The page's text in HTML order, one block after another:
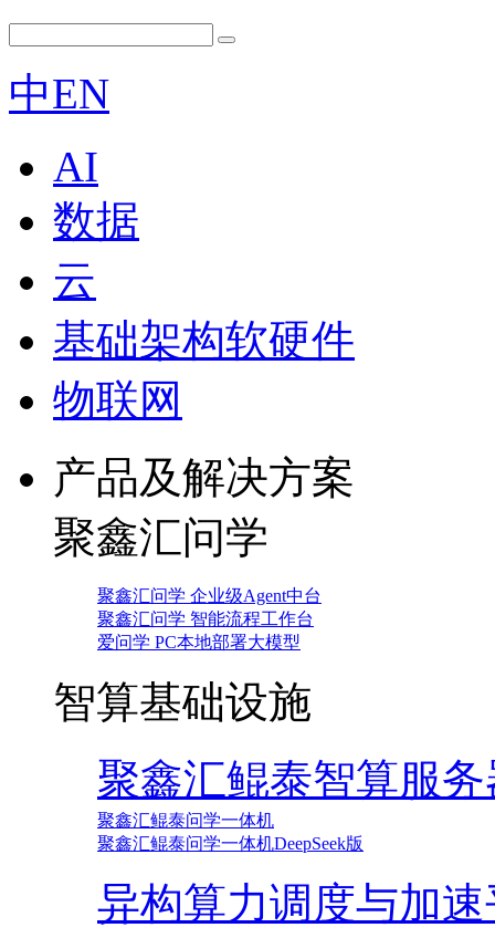
中EN
AI
数据
云
基础架构软硬件
物联网
产品及解决方案
聚鑫汇问学
聚鑫汇问学 企业级Agent中台
聚鑫汇问学 智能流程工作台
爱问学 PC本地部署大模型
智算基础设施
聚鑫汇鲲泰智算服务
聚鑫汇鲲泰问学一体机
聚鑫汇鲲泰问学一体机DeepSeek版
异构算力调度与加